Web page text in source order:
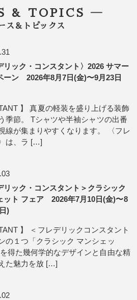
& TOPICS ―
ス＆トピックス
リック・コンスタント〉2026 サマー
ーン 2026年8月7日(金)〜9月23日
】 真夏の軽装を盛り上げる装飾
季節。 Tシャツや半袖シャツの出番
線が集まりやすくなります。 〈フレ
は、ラ […]
リック・コンスタント＞クラシック
ット フェア 2026年7月10日(金)〜8
)
】 ＜フレデリックコンスタント
の１つ「クラシック マンシェッ
得た幾何学的なデザインと自由な精
た魅力を放 […]